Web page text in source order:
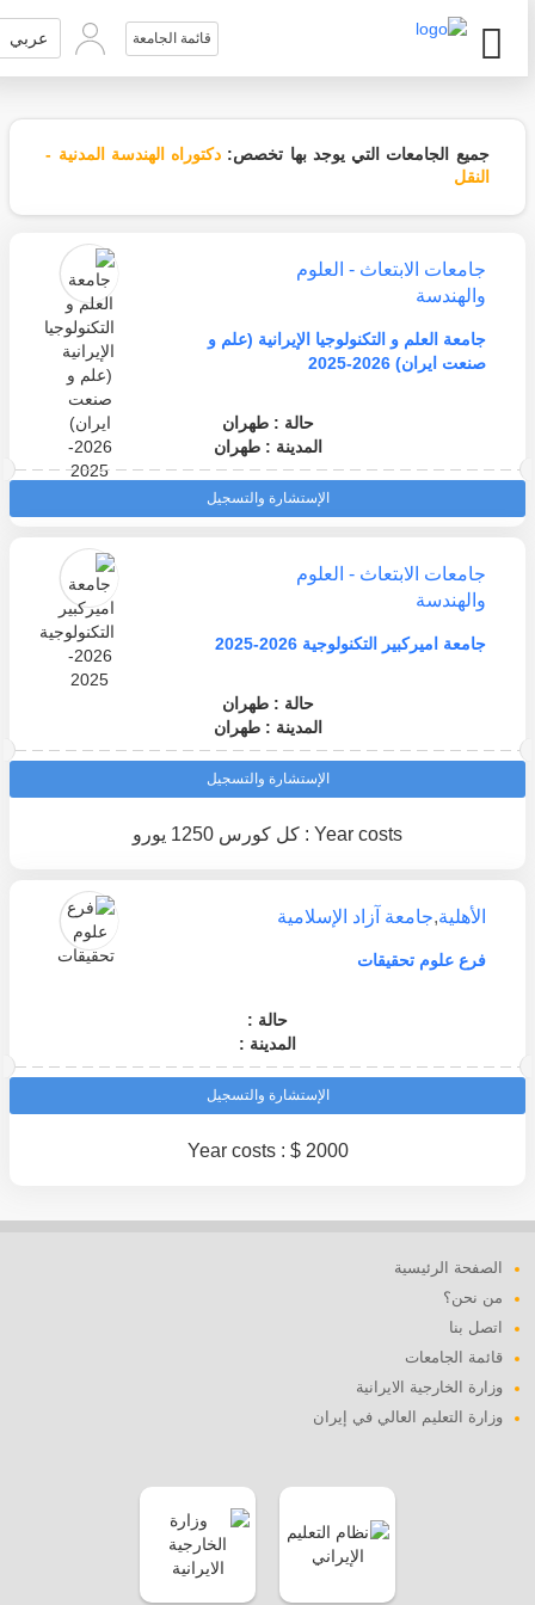
قائمة الجامعة عربي
جميع الجامعات التي يوجد بها تخصص:دكتوراه الهندسة المدنية -
النقل
جامعات الابتعاث - العلوم
والهندسة
جامعة العلم و التكنولوجيا الإيرانية (علم و
صنعت ايران) 2026-2025
حالة : طهران
المدينة : طهران
الإستشارة والتسجيل
جامعات الابتعاث - العلوم
والهندسة
جامعة اميركبير التكنولوجية 2026-2025
حالة : طهران
المدينة : طهران
الإستشارة والتسجيل
Year costs : كل كورس 1250 يورو
الأهلية,جامعة آزاد الإسلامية
فرع علوم تحقيقات
حالة :
المدينة :
الإستشارة والتسجيل
Year costs : $ 2000
الصفحة الرئيسية
من نحن؟
اتصل بنا
قائمة الجامعات
وزارة الخارجية الايرانية
وزارة التعليم العالي في إيران